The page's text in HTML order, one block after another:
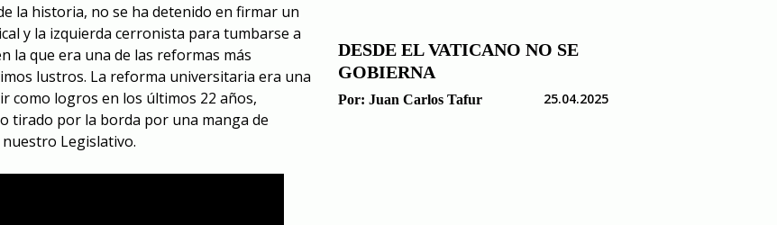
la historia, no se ha detenido en firmar un
y la izquierda cerronista para tumbarse a
la que era una de las reformas más
lustros. La reforma universitaria era una
como logros en los últimos 22 años,
tirado por la borda por una manga de
Legislativo.
DESDE EL VATICANO NO SE
GOBIERNA
Por: Juan Carlos Tafur 25.04.2025